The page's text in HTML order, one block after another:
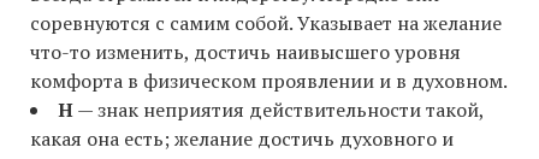
соревнуются с самим собой. Указывает на желание
что-то изменить, достичь наивысшего уровня
комфорта в физическом проявлении и в духовном.
Н— знак неприятия действительности такой,
какая она есть; желание достичь духовного и